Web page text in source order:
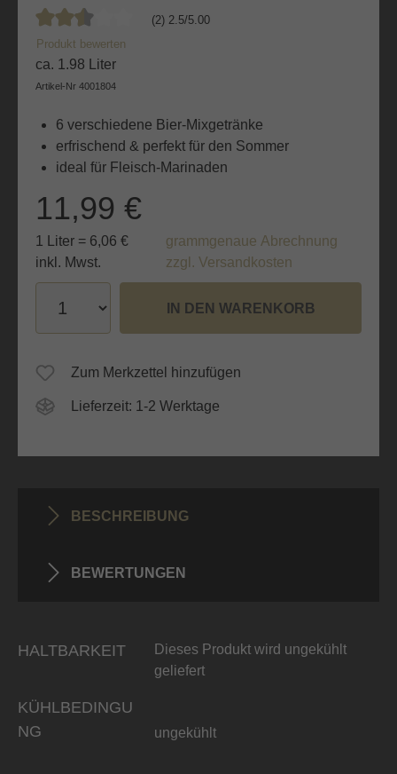
Durchschnittliche Bewertung von 2.5 von 5 Sternen
(2) 2.5/5.00
Produkt bewerten
ca. 1.98 Liter
Artikel-Nr 4001804
6 verschiedene Bier-Mixgetränke
erfrischend & perfekt für den Sommer
ideal für Fleisch-Marinaden
11,99 €
1 Liter = 6,06 €
grammgenaue Abrechnung
inkl. Mwst.
zzgl. Versandkosten
IN DEN WARENKORB
Zum Merkzettel hinzufügen
Lieferzeit: 1-2 Werktage
BESCHREIBUNG
BEWERTUNGEN
HALTBARKEIT
Dieses Produkt wird ungekühlt
geliefert
KÜHLBEDINGU
NG
ungekühlt